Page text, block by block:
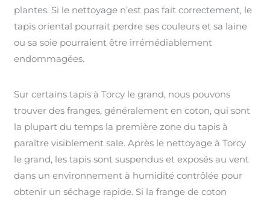
plantes. Si le nettoyage n’est pas fait correctement, le
tapis oriental pourrait perdre ses couleurs et sa laine
ou sa soie pourraient être irrémédiablement
endommagées.
Sur certains tapis à Torcy le grand, nous pouvons
trouver des franges, généralement en coton, qui sont
la plupart du temps la première zone du tapis à
paraître visiblement sale. Après le nettoyage à Torcy
le grand, les tapis sont suspendus et exposés au vent
dans un environnement à humidité contrôlée pour
obtenir un séchage rapide. Si la frange de coton